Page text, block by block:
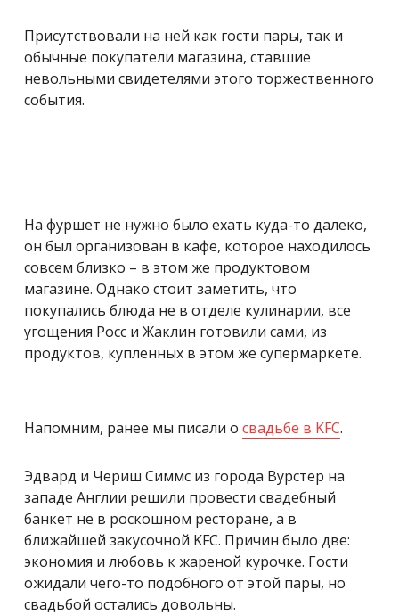
Присутствовали на ней как гости пары, так и
обычные покупатели магазина, ставшие
невольными свидетелями этого торжественного
события.
На фуршет не нужно было ехать куда-то далеко,
он был организован в кафе, которое находилось
совсем близко – в этом же продуктовом
магазине. Однако стоит заметить, что
покупались блюда не в отделе кулинарии, все
угощения Росс и Жаклин готовили сами, из
продуктов, купленных в этом же супермаркете.
Напомним, ранее мы писали о свадьбе в KFC.
Эдвард и Чериш Симмс из города Вурстер на
западе Англии решили провести свадебный
банкет не в роскошном ресторане, а в
ближайшей закусочной KFC. Причин было две:
экономия и любовь к жареной курочке. Гости
ожидали чего-то подобного от этой пары, но
свадьбой остались довольны.